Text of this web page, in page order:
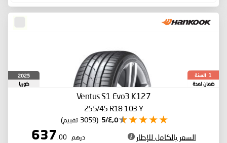
1 السنة
ضمان لمدة
2025
كوريا
Ventus S1 Evo3 K127
255/45 R18 103 Y
٤٫٥/5 (3059 تقييم)
السعر بالكامل للإطار درهم 637
.00